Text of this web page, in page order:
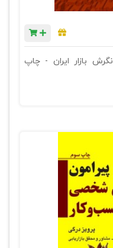
بازار ایران - چاپ